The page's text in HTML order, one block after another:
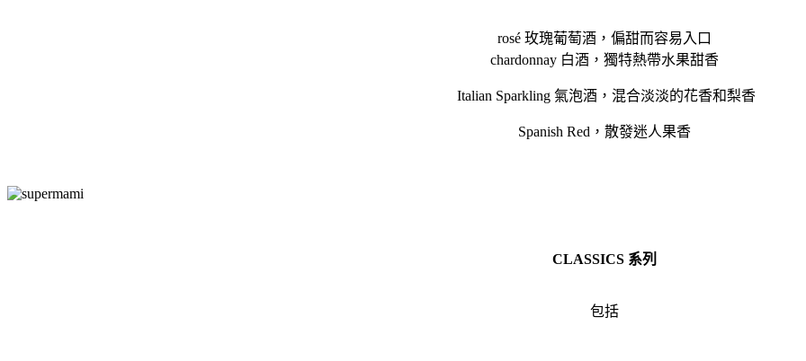
rosé 玫瑰葡萄酒，偏甜而容易入口
chardonnay 白酒，獨特熱帶水果甜香
Italian Sparkling 氣泡酒，混合淡淡的花香和梨香
Spanish Red，散發迷人果香
CLASSICS 系列
包括